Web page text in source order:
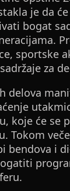
je da
bogat
sportske
za
delova
koje će se
Tokom
bendova i